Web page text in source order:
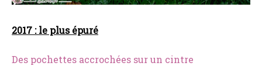
2017 : le plus épuré
Des pochettes accrochées sur un cintre